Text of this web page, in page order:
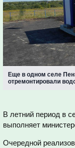
Еще в одном селе
отремонтировали
В летний период в
выполняет
Очередной